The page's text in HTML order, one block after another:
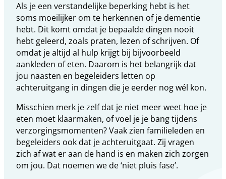
Als je een verstandelijke beperking hebt is het
soms moeilijker om te herkennen of je dementie
hebt. Dit komt omdat je bepaalde dingen nooit
hebt geleerd, zoals praten, lezen of schrijven. Of
omdat je altijd al hulp krijgt bij bijvoorbeeld
aankleden of eten. Daarom is het belangrijk dat
jou naasten en begeleiders letten op
achteruitgang in dingen die je eerder nog wél kon.
Misschien merk je zelf dat je niet meer weet hoe je
eten moet klaarmaken, of voel je je bang tijdens
verzorgingsmomenten? Vaak zien familieleden en
begeleiders ook dat je achteruitgaat. Zij vragen
zich af wat er aan de hand is en maken zich zorgen
om jou. Dat noemen we de ‘niet pluis fase’.